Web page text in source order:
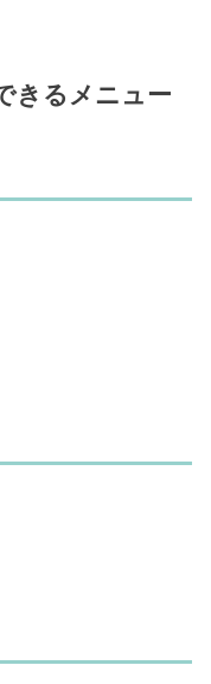
きるメニュー